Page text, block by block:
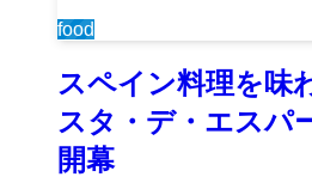
food
スペイン料理を味
スタ・デ・エスパ
開幕